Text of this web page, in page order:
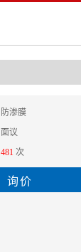
防渗膜
面议
481 次
询价